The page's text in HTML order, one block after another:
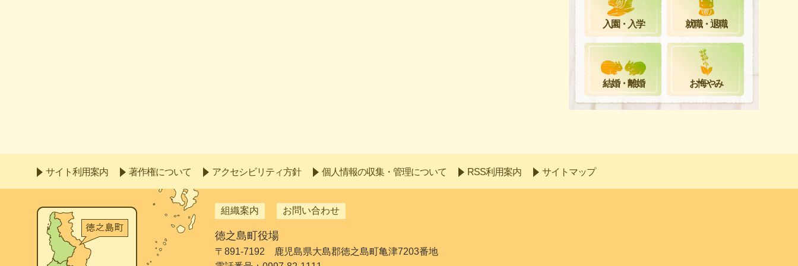
入園・入学 就職・退職
結婚・離婚 お悔やみ
サイト利用案内 著作権について アクセシビリティ方針 個人情報の収集・管理について RSS利用案内 サイトマップ
組織案内 お問い合わせ
徳之島町役場
〒891-7192 鹿児島県大島郡徳之島町亀津7203番地